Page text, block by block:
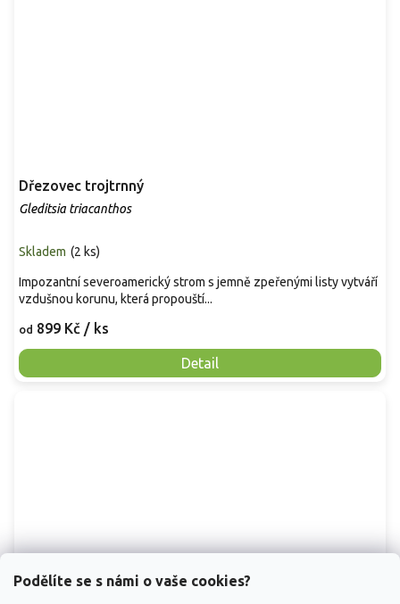
Podělíte se s námi o vaše cookies?
Dřezovec trojtrnný
Gleditsia triacanthos
Skladem (2 ks)
od 899 Kč / ks
Detail
Impozantní severoamerický strom s jemně zpeřenými listy vytváří
vzdušnou korunu, která propouští...